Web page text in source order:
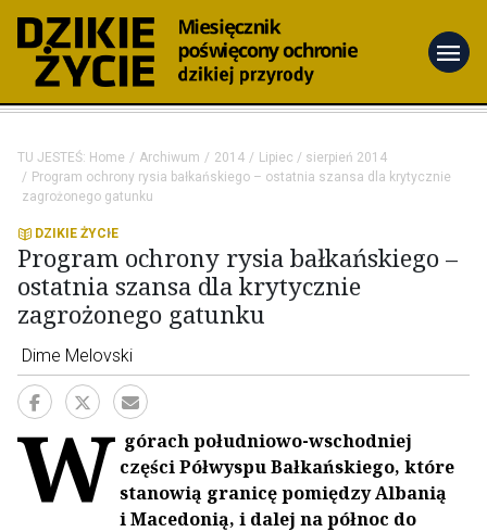
menu
TU JESTEŚ: Home Archiwum 2014
Lipiec / sierpień 2014
Program ochrony rysia bałkańskiego – ostatnia szansa dla krytycznie
zagrożonego gatunku
DZIKIE ŻYCIE
Program ochrony rysia bałkańskiego –
ostatnia szansa dla krytycznie
zagrożonego gatunku
Dime Melovski
W górach południowo-wschodniej
części Półwyspu Bałkańskiego, które
stanowią granicę pomiędzy Albanią
i Macedonią, i dalej na północ do